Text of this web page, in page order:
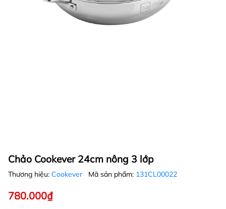
Chảo Cookever 24cm nông 3 lớp
Thương hiệu: Cookever Mã sản phẩm: 131CL00022
780.000₫